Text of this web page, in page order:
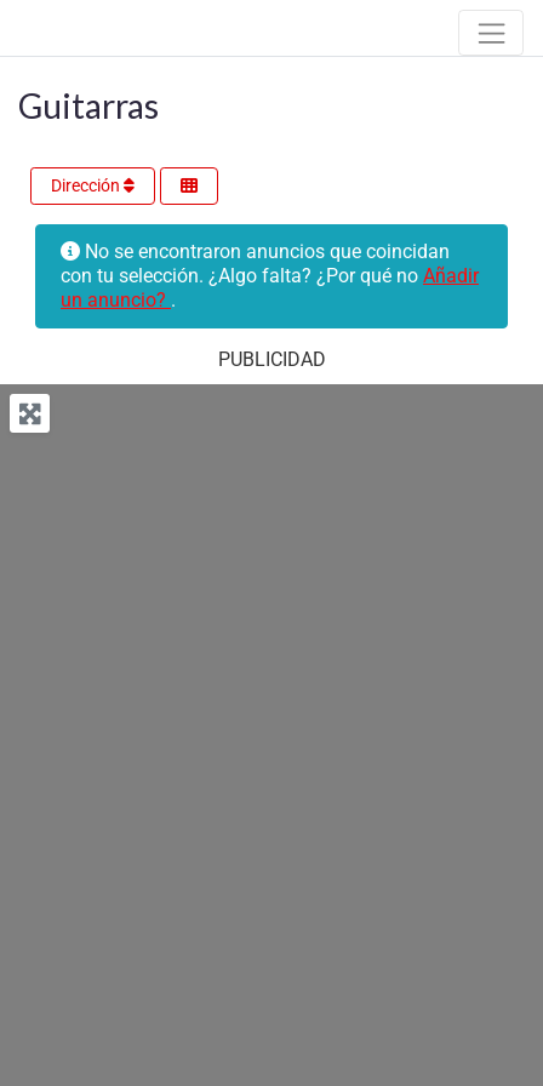
Guitarras
Dirección
No se encontraron anuncios que coincidan
con tu selección. ¿Algo falta? ¿Por qué no Añadir
un anuncio? .
PUBLICIDAD